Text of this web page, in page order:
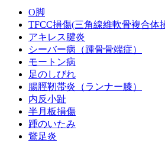
O脚
TFCC損傷(三角線維軟骨複合体
アキレス腱炎
シーバー病（踵骨骨端症）
モートン病
足のしびれ
腸脛靭帯炎（ランナー膝）
内反小趾
半月板損傷
踵のいたみ
鵞足炎